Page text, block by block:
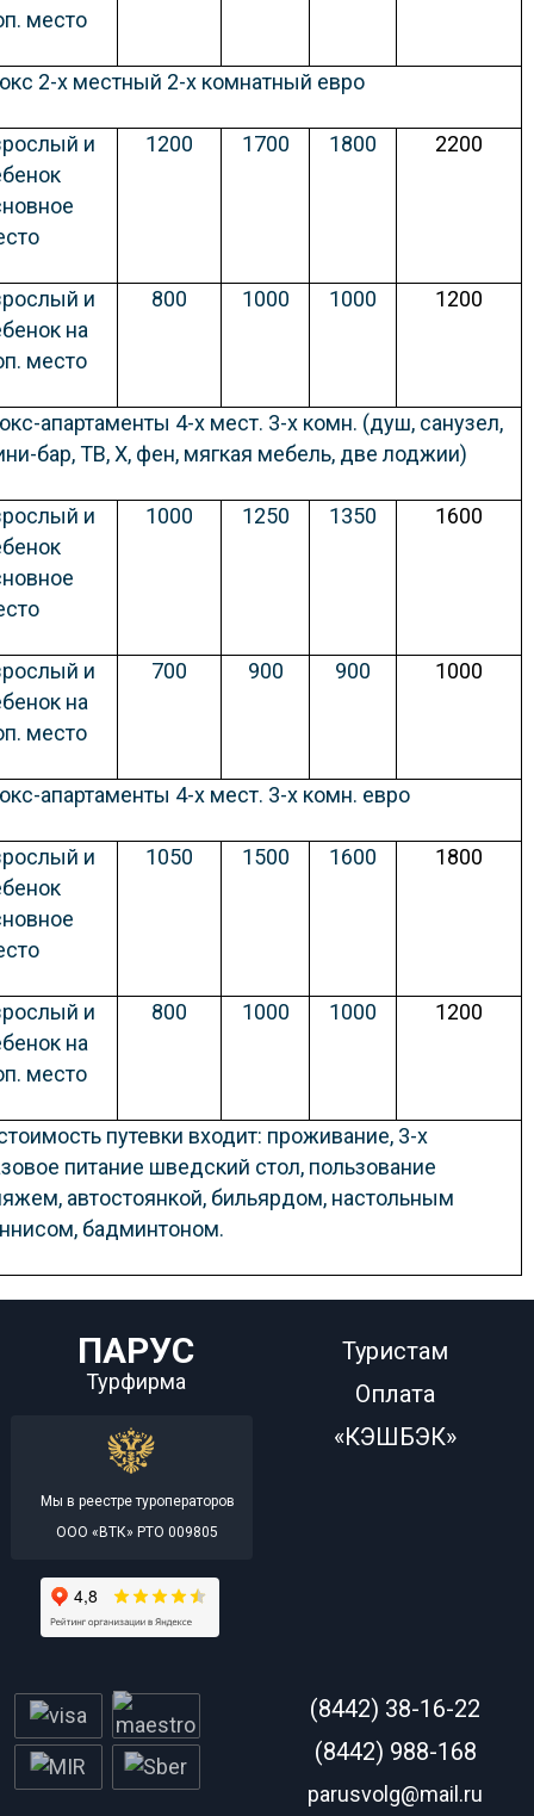
место
2-х местный 2-х комнатный евро
и
1200 1700 1800 2200
и
на
место
800 1000 1000 1200
апартаменты 4-х мест. 3-х комн. (душ, санузел,
бар, ТВ, Х, фен, мягкая мебель, две лоджии)
и
1000 1250 1350 1600
и
на
место
700 900 900 1000
апартаменты 4-х мест. 3-х комн. евро
и
1050 1500 1600 1800
и
на
место
800 1000 1000 1200
путевки входит: проживание, 3-х
питание шведский стол, пользование
автостоянкой, бильярдом, настольным
бадминтоном.
ПАРУС
Турфирма
Мы в реестре туроператоров
ООО «ВТК» РТО 009805
Туристам
Оплата
«КЭШБЭК»
(8442) 38-16-22
(8442) 988-168
parusvolg@mail.ru